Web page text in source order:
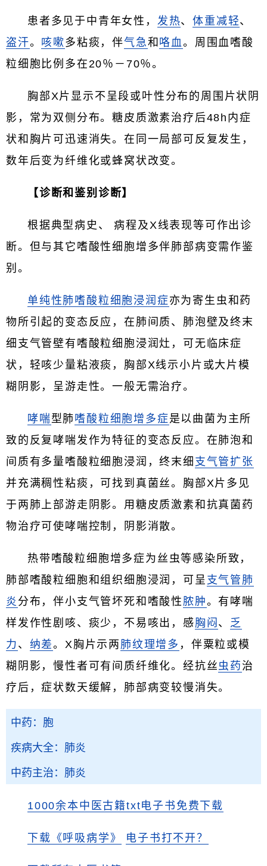
患者多见于中青年女性， 发热、体重减轻、
盗汗。 咳嗽多粘痰，伴气急和 咯血。周围血嗜酸
粒细胞比例多在20％－70％。
胸部X片显示不呈段或叶性分布的周围片状阴
影，常为双侧分布。糖皮质激素治疗后48h内症
状和胸片可迅速消失。在同一局部可反复发生，
数年后变为纤维化或蜂窝状改变。
【诊断和鉴别诊断】
根据典型病史、 病程及X线表现等可作出诊
断。但与其它嗜酸性细胞增多伴肺部病变需作鉴
别。
单纯性肺嗜酸粒细胞浸润症 亦为寄生虫和药
物所引起的变态反应，在肺间质、肺泡壁及终末
细支气管壁有嗜酸粒细胞浸润灶，可无临床症
状，轻咳少量粘液痰，胸部X线示小片或大片模
糊阴影，呈游走性。一般无需治疗。
哮喘型肺嗜酸粒细胞增多症 是以曲菌为主所
致的反复哮喘发作为特征的变态反应。在肺泡和
间质有多量嗜酸粒细胞浸润，终末细 支气管扩张
并充满稠性粘痰，可找到真菌丝。胸部X片多见
于两肺上部游走阴影。用糖皮质激素和抗真菌药
物治疗可使哮喘控制，阴影消散。
热带嗜酸粒细胞增多症为丝虫等感染所致，
肺部嗜酸粒细胞和组织细胞浸润，可呈 支气管肺
炎 分布，伴小支气管坏死和嗜酸性脓肿。有哮喘
样发作性剧咳、痰少，不易咳出，感胸闷 、 乏
力 、 纳差。X胸片示两 肺纹理增多 ，伴粟粒或模
糊阴影，慢性者可有间质纤维化。经抗丝虫药 治
疗后，症状数天缓解，肺部病变较慢消失。
中药：胞
疾病大全：肺炎
中药主治：肺炎
1000余本中医古籍txt电子书免费下载
下载《呼吸病学》 电子书打不开？